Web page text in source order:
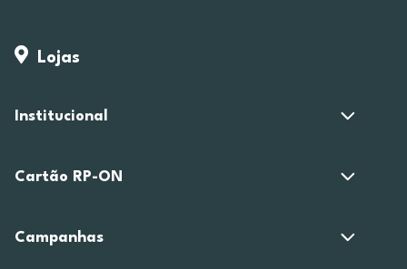
Lojas
Institucional
Cartão RP-ON
Campanhas